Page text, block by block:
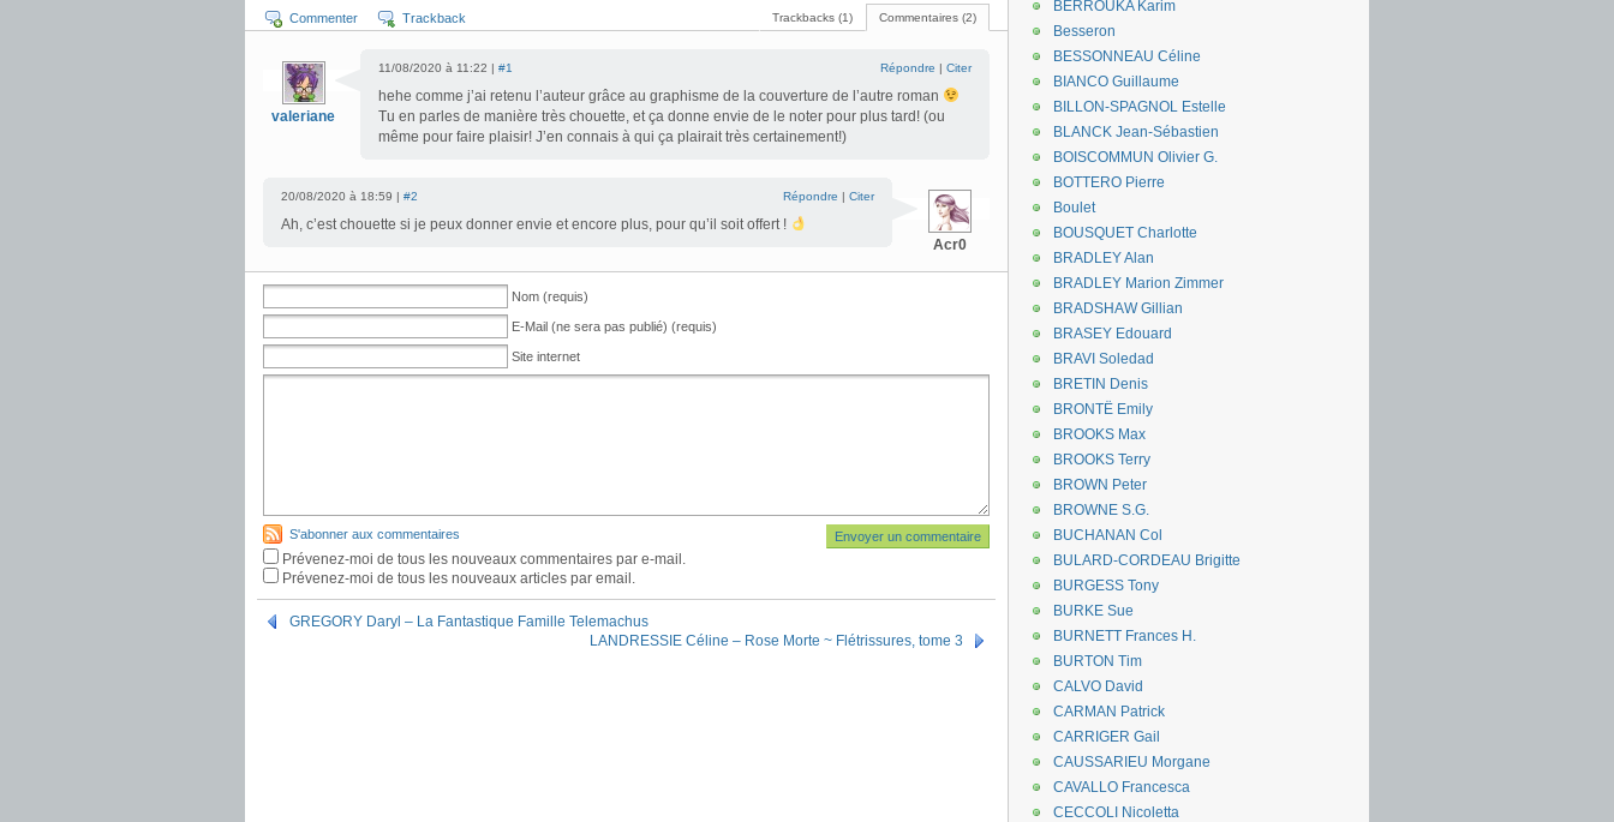
Commentaires (2)
Trackbacks (1)
Commenter Trackback
valeriane
11/08/2020 à 11:22 | #1 Répondre | Citer
hehe comme j’ai retenu l’auteur grâce au graphisme de la couverture de l’autre roman
Tu en parles de manière très chouette, et ça donne envie de le noter pour plus tard! (ou
même pour faire plaisir! J’en connais à qui ça plairait très certainement!)
Acr0
20/08/2020 à 18:59 | #2 Répondre | Citer
Ah, c’est chouette si je peux donner envie et encore plus, pour qu’il soit offert !
Nom (requis)
E-Mail (ne sera pas publié) (requis)
Site internet
S'abonner aux commentaires
Prévenez-moi de tous les nouveaux commentaires par e-mail.
Prévenez-moi de tous les nouveaux articles par email.
GREGORY Daryl – La Fantastique Famille Telemachus
LANDRESSIE Céline – Rose Morte ~ Flétrissures, tome 3
BERROUKA Karim
Besseron
BESSONNEAU Céline
BIANCO Guillaume
BILLON-SPAGNOL Estelle
BLANCK Jean-Sébastien
BOISCOMMUN Olivier G.
BOTTERO Pierre
Boulet
BOUSQUET Charlotte
BRADLEY Alan
BRADLEY Marion Zimmer
BRADSHAW Gillian
BRASEY Edouard
BRAVI Soledad
BRETIN Denis
BRONTË Emily
BROOKS Max
BROOKS Terry
BROWN Peter
BROWNE S.G.
BUCHANAN Col
BULARD-CORDEAU Brigitte
BURGESS Tony
BURKE Sue
BURNETT Frances H.
BURTON Tim
CALVO David
CARMAN Patrick
CARRIGER Gail
CAUSSARIEU Morgane
CAVALLO Francesca
CECCOLI Nicoletta